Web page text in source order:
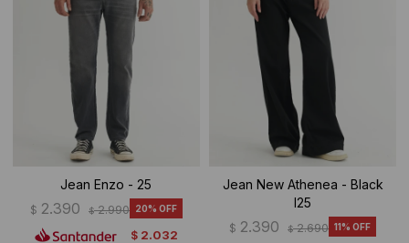
Jean Enzo - 25
$ 2.390 $ 2.990 20
$ 2.032
Jean New Athenea - Black
I25
$ 2.390 $ 2.690 11